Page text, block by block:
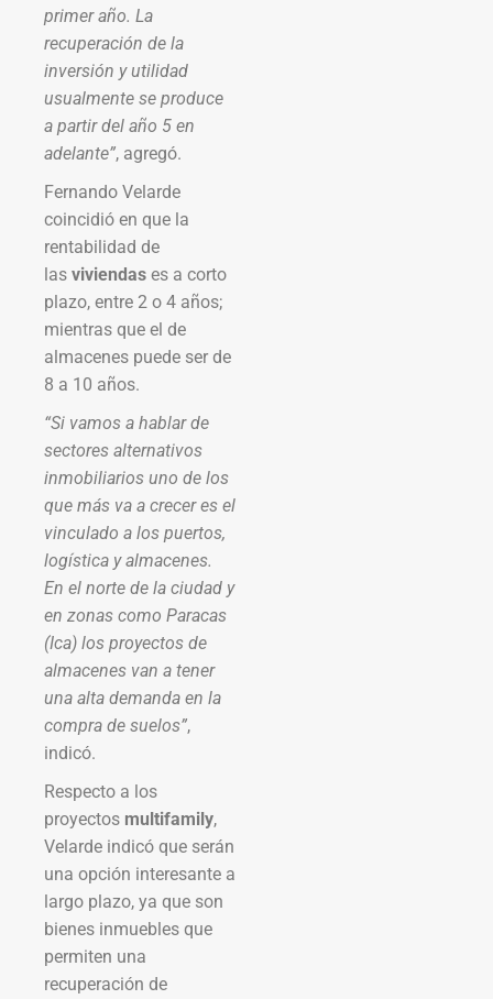
primer año. La
recuperación de la
inversión y utilidad
usualmente se produce
a partir del año 5 en
adelante”, agregó.
Fernando Velarde
coincidió en que la
rentabilidad de
las viviendas es a corto
plazo, entre 2 o 4 años;
mientras que el de
almacenes puede ser de
8 a 10 años.
“Si vamos a hablar de
sectores alternativos
inmobiliarios uno de los
que más va a crecer es el
vinculado a los puertos,
logística y almacenes.
En el norte de la ciudad y
en zonas como Paracas
(Ica) los proyectos de
almacenes van a tener
una alta demanda en la
compra de suelos”,
indicó.
Respecto a los
proyectos multifamily,
Velarde indicó que serán
una opción interesante a
largo plazo, ya que son
bienes inmuebles que
permiten una
recuperación de